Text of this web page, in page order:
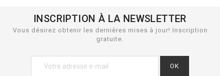
INSCRIPTION À LA NEWSLETTER
Vous désirez obtenir les dernières mises à jour! Inscription
gratuite.